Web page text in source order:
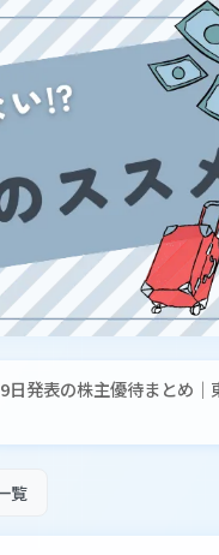
日発表の株主優待まとめ｜
覧